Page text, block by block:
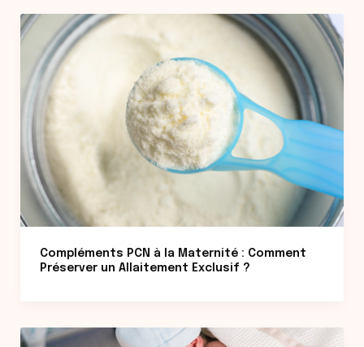
Compléments PCN à la Maternité : Comment
Préserver un Allaitement Exclusif ?